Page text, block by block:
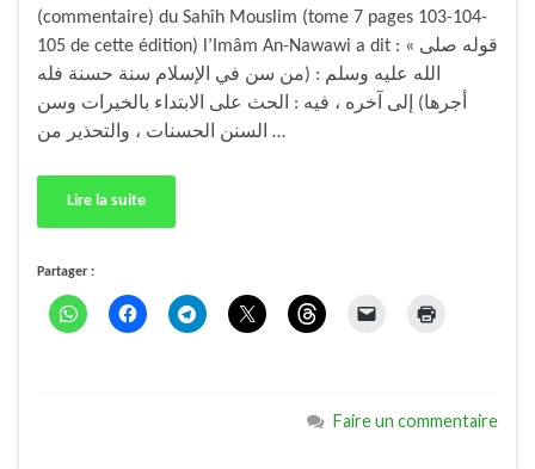
(commentaire) du Sahîh Mouslim (tome 7 pages 103-104-
105 de cette édition) l’Imâm An-Nawawi a dit : « قوله صلى
الله عليه وسلم : (من سن في الإسلام سنة حسنة فله
أجرها) إلى آخره ، فيه : الحث على الابتداء بالخيرات وسن
السنن الحسنات ، والتحذير من …
Lire la suite
Partager :
Faire un commentaire